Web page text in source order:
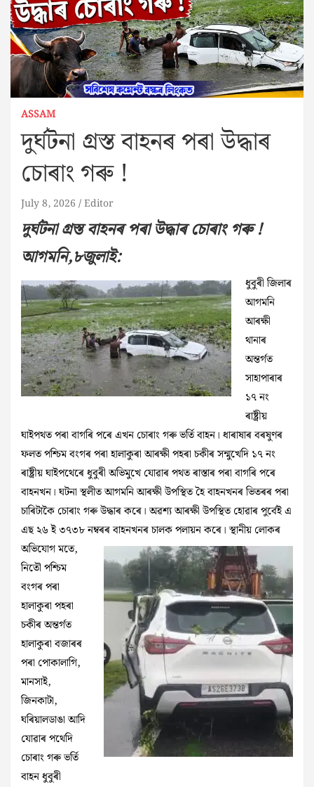
ASSAM
দুৰ্ঘটনা গ্ৰস্ত বাহনৰ পৰা উদ্ধাৰ
চোৰাং গৰু !
July 8, 2026 Editor
দুৰ্ঘটনা গ্ৰস্ত বাহনৰ পৰা উদ্ধাৰ চোৰাং গৰু !
আগমনি,৮জুলাই:
ধুবুৰী জিলাৰ
আগমনি
আৰক্ষী
থানাৰ
অন্তৰ্গত
সাহাপাৰাৰ
১৭ নং
ৰাষ্ট্ৰীয়
ঘাইপথত পৰা বাগৰি পৰে এখন চোৰাং গৰু ভৰ্তি বাহন। ধাৰাষাৰ বৰষুণৰ
ফলত পশ্চিম বংগৰ পৰা হালাকুৰা আৰক্ষী পহৰা চকীৰ সন্মুখেদি ১৭ নং
ৰাষ্ট্ৰীয় ঘাইপথেৰে ধুবুৰী অভিমুখে যোৱাৰ পথত ৰাস্তাৰ পৰা বাগৰি পৰে
বাহনখন। ঘটনা স্থলীত আগমনি আৰক্ষী উপস্থিত হৈ বাহনখনৰ ভিতৰৰ পৰা
চাৰিটাকৈ চোৰাং গৰু উদ্ধাৰ কৰে। অৱশ্য আৰক্ষী উপস্থিত হোৱাৰ পুৰ্বেই এ
এছ ২৬ ই ৩৭৩৮ নম্বৰৰ বাহনখনৰ চালক পলায়নকৰে। স্থানীয় লোকৰ
অভিযোগ মতে,
নিতৌ পশ্চিম
বংগৰ পৰা
হালাকুৰা পহৰা
চকীৰ অন্তৰ্গত
হালাকুৰা বজাৰৰ
পৰা পোকালাগি,
মানসাই,
জিনকাটা,
ঘৰিয়ালডাঙা আদি
যোৱাৰ পথেদি
চোৰাং গৰু ভৰ্তি
বাহন ধুবুৰী